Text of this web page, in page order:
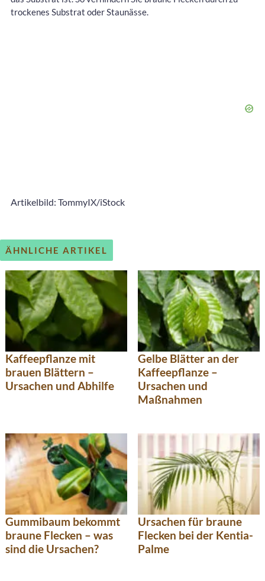
trockenes Substrat oder Staunässe.
Artikelbild: TommyIX/iStock
ÄHNLICHE ARTIKEL
Kaffeepflanze mit
brauen Blättern –
Ursachen und Abhilfe
Gelbe Blätter an der
Kaffeepflanze –
Ursachen und
Maßnahmen
Gummibaum bekommt
braune Flecken – was
sind die Ursachen?
Ursachen für braune
Flecken bei der Kentia-
Palme